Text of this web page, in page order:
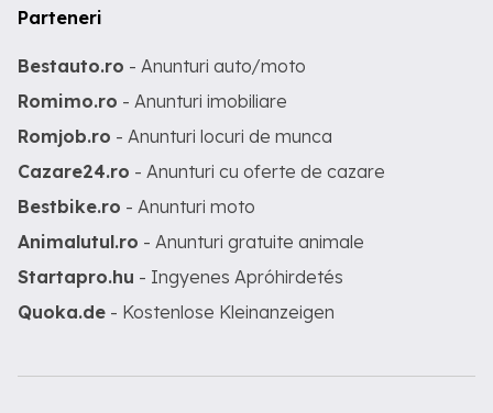
Parteneri
Bestauto.ro - Anunturi auto/moto
Romimo.ro - Anunturi imobiliare
Romjob.ro - Anunturi locuri de munca
Cazare24.ro - Anunturi cu oferte de cazare
Bestbike.ro - Anunturi moto
Animalutul.ro - Anunturi gratuite animale
Startapro.hu - Ingyenes Apróhirdetés
Quoka.de - Kostenlose Kleinanzeigen